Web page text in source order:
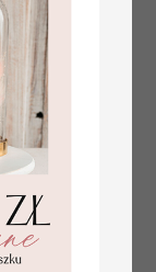
Promocja:
PLN